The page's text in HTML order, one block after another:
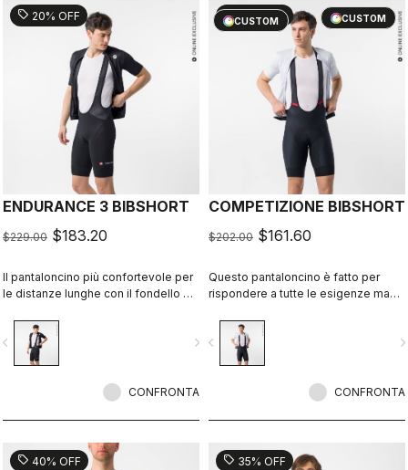
sell 20% OFF
ENDURANCE 3 BIBSHORT
$229.00 $183.20
Il pantaloncino più confortevole per
le distanze lunghe con il fondello più
navigate_next
CONFRONTA
CUSTOM
sell20% OFF
CUSTOM
COMPETIZIONE BIBSHORT
$202.00 $161.60
Questo pantaloncino è fatto per
rispondere a tutte le esigenze ma
vestibilità aderente, cuciture piatte,
fondello KISS Air2 e lo stesso
elastico a fondo gamba GIRO4.
navigate_before
CONFRONTA
sell 40% OFF sell 35% OFF